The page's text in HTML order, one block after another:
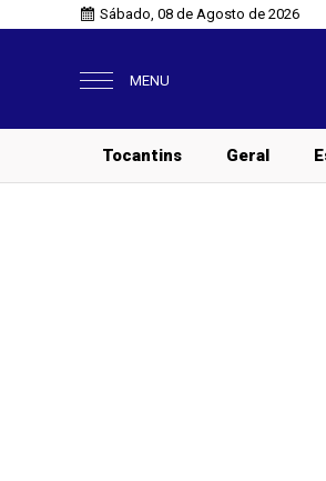
Sábado, 08 de Agosto de 2026
MENU
Tocantins Geral